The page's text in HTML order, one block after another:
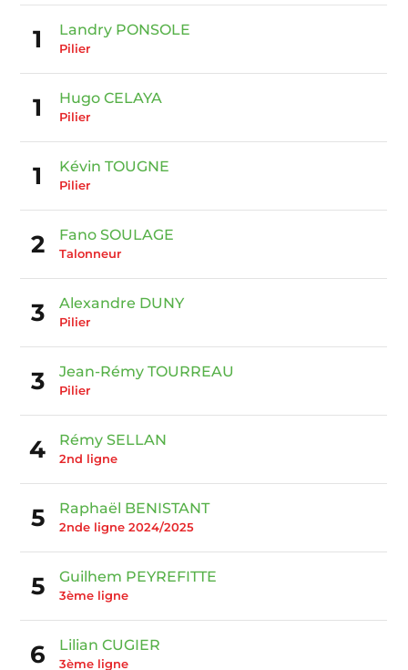
1 Landry PONSOLE
Pilier
1 Hugo CELAYA
Pilier
1 Kévin TOUGNE
Pilier
2 Fano SOULAGE
Talonneur
3 Alexandre DUNY
Pilier
3 Jean-Rémy TOURREAU
Pilier
4 Rémy SELLAN
2nd ligne
5 Raphaël BENISTANT
2nde ligne 2024/2025
5 Guilhem PEYREFITTE
3ème ligne
6 Lilian CUGIER
3ème ligne